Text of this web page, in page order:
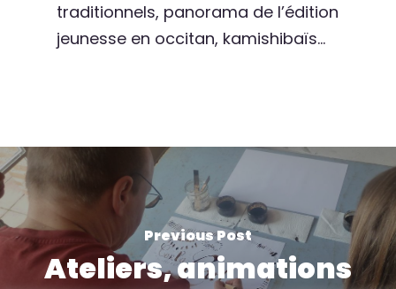
traditionnels, panorama de l’édition
jeunesse en occitan, kamishibaïs…
Previous Post
Ateliers, animations